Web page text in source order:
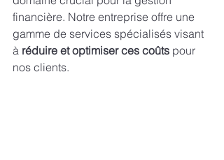
financière. Notre entreprise offre une
gamme de services spécialisés visant
à réduire et optimiser ces coûts pour
nos clients.